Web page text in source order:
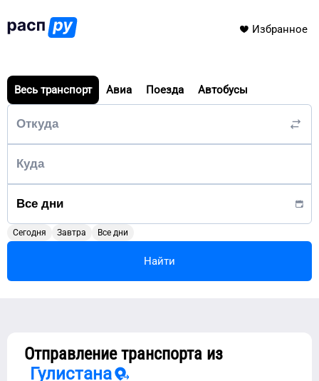
Избранное
Весь транспорт Авиа Поезда Автобусы
Сегодня Завтра Все дни
Найти
Отправление транспорта из
Гулистана